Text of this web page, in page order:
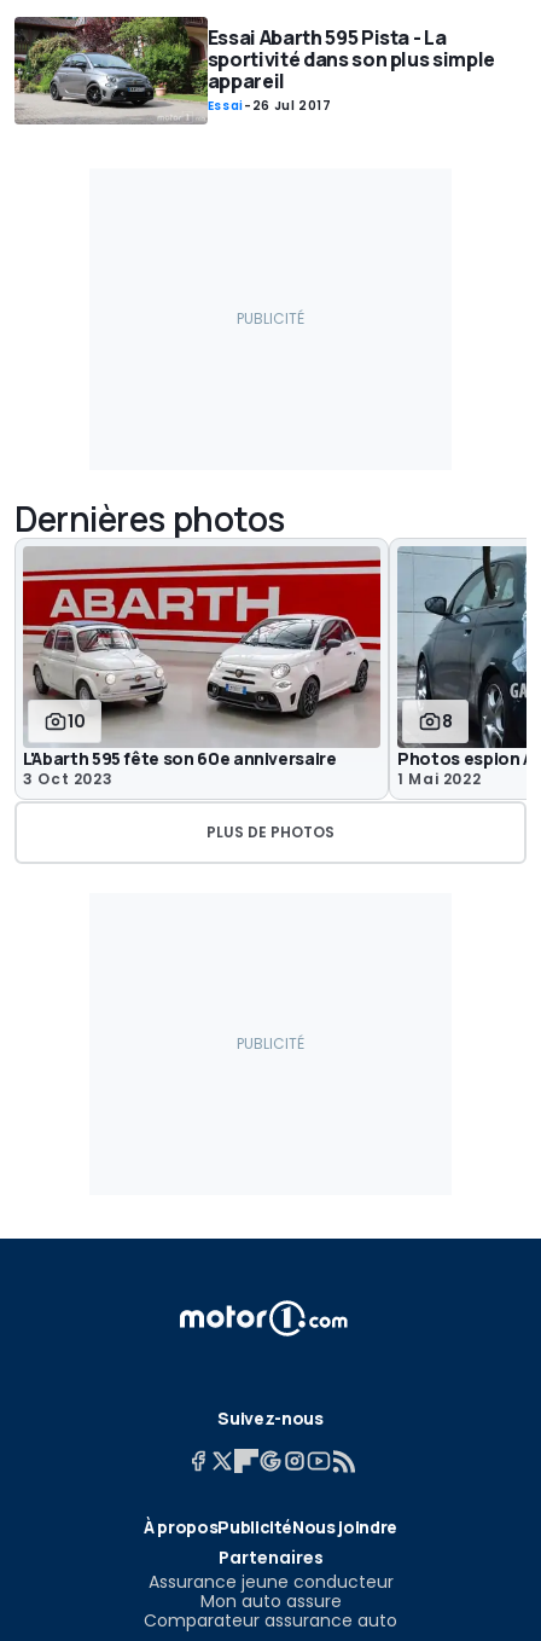
Essai Abarth 595 Pista - La
sportivité dans son plus simple
appareil
Essai- 26 Jul 2017
Dernières photos
10
L'Abarth 595 fête son 60e anniversaire
3 Oct 2023
8
Photos espion
1 Mai 2022
PLUS DE PHOTOS
Suivez-nous
À proposPublicitéNous joindre
Partenaires
Assurance jeune conducteur
Mon auto assure
Comparateur assurance auto